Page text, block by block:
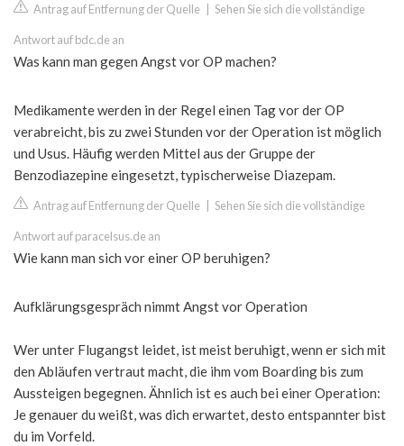
Antrag auf Entfernung der Quelle Sehen Sie sich die vollständige
Antwort auf bdc.de an
Was kann man gegen Angst vor OP machen?
Medikamente werden in der Regel einen Tag vor der OP
verabreicht, bis zu zwei Stunden vor der Operation ist möglich
und Usus. Häufig werden Mittel aus der Gruppe der
Benzodiazepine eingesetzt, typischerweise Diazepam.
Antrag auf Entfernung der Quelle Sehen Sie sich die vollständige
Antwort auf paracelsus.de an
Wie kann man sich vor einer OP beruhigen?
Aufklärungsgespräch nimmt Angst vor Operation
Wer unter Flugangst leidet, ist meist beruhigt, wenn er sich mit
den Abläufen vertraut macht, die ihm vom Boarding bis zum
Aussteigen begegnen. Ähnlich ist es auch bei einer Operation:
Je genauer du weißt, was dich erwartet, desto entspannter bist
du im Vorfeld.